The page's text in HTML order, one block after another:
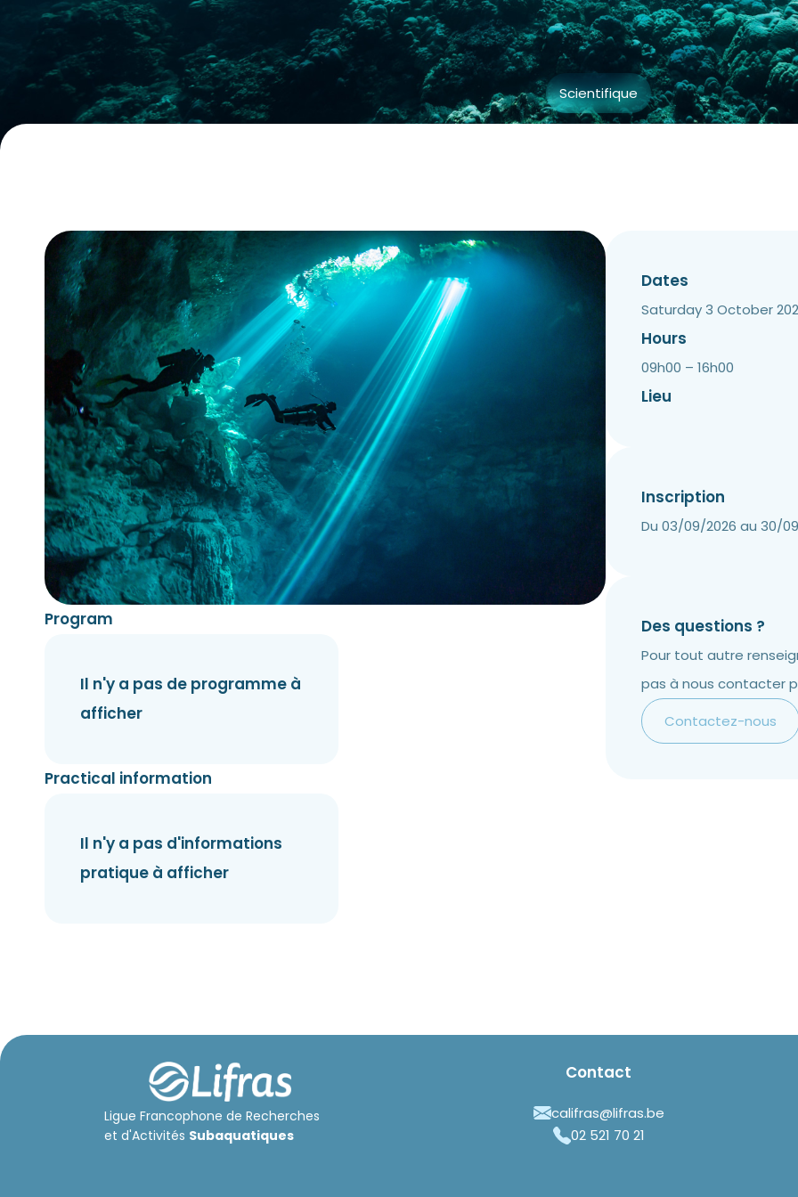
La plongée technique
La plongée adaptée
L'audiovisuel
La TSA et le TSC
Agenda
Contact
Scientifique
Program
Il n'y a pas de programme à
afficher
Practical information
Il n'y a pas d'informations
pratique à afficher
Dates
Saturday 3 October
Hours
09h00 – 16h00
Lieu
Inscription
Du 03/09/2026 au 30/
Des questions ?
Pour tout autre
pas à nous contacter
Contactez-nous
Ligue Francophone de Recherches
et d'Activités Subaquatiques
Contact
califras@lifras.be
02 521 70 21